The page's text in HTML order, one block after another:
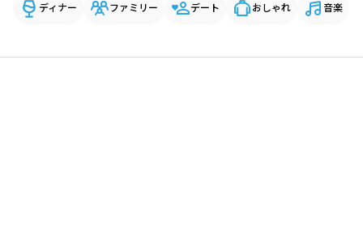
ディナー ファミリー デート おしゃれ 音楽